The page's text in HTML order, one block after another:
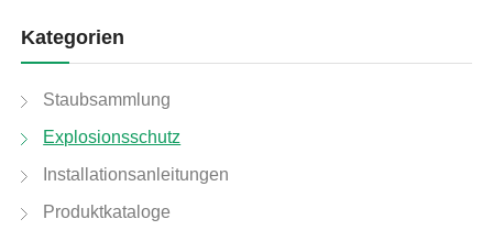
Kategorien
Staubsammlung
Explosionsschutz
Installationsanleitungen
Produktkataloge